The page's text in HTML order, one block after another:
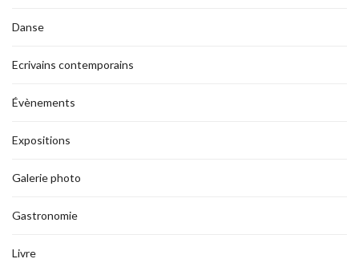
Danse
Ecrivains contemporains
Évènements
Expositions
Galerie photo
Gastronomie
Livre